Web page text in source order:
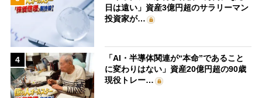
日は遠い」資産3億円超のサラリーマン
投資家が…
4
「AI・半導体関連が“本命”であること
に変わりはない」資産20億円超の90歳
現役トレー…